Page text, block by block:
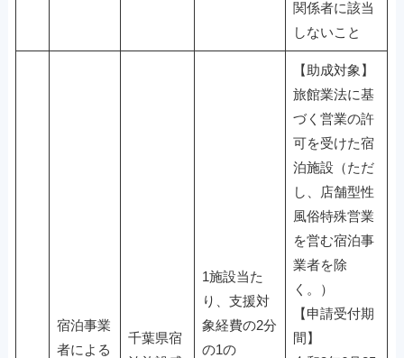
関係者に該当
しないこと
宿泊事業
者による
千葉県宿
1施設当た
り、支援対
象経費の2分
の1の
【助成対象】
旅館業法に基
づく営業の許
可を受けた宿
泊施設（ただ
し、店舗型性
風俗特殊営業
を営む宿泊事
業者を除
く。）
【申請受付期
間】